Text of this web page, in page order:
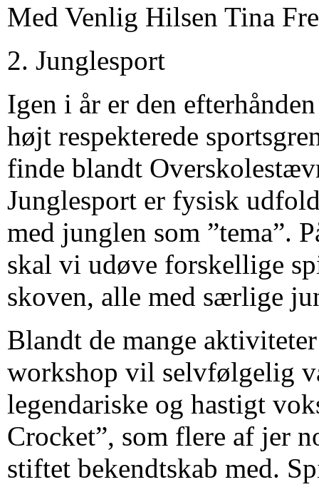
Med Venlig Hilsen Tina
2. Junglesport
Igen i år er den
højt respekterede
finde blandt
Junglesport er fysisk
med junglen som ”tema”.
skal vi udøve forskellige
skoven, alle med særlige
Blandt de mange
workshop vil selvfølgelig
legendariske og hastigt
Crocket”, som flere af jer
stiftet bekendtskab med.